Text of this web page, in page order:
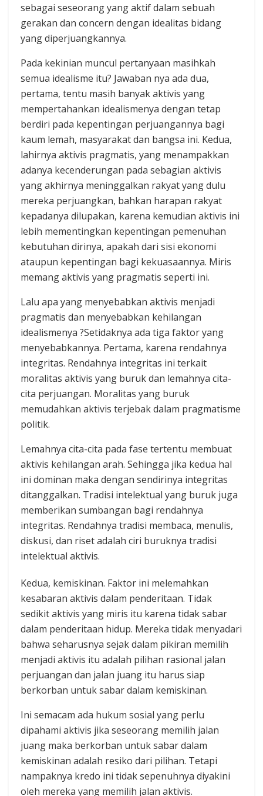
sebagai seseorang yang aktif dalam sebuah
gerakan dan concern dengan idealitas bidang
yang diperjuangkannya.
Pada kekinian muncul pertanyaan masihkah
semua idealisme itu? Jawaban nya ada dua,
pertama, tentu masih banyak aktivis yang
mempertahankan idealismenya dengan tetap
berdiri pada kepentingan perjuangannya bagi
kaum lemah, masyarakat dan bangsa ini. Kedua,
lahirnya aktivis pragmatis, yang menampakkan
adanya kecenderungan pada sebagian aktivis
yang akhirnya meninggalkan rakyat yang dulu
mereka perjuangkan, bahkan harapan rakyat
kepadanya dilupakan, karena kemudian aktivis ini
lebih mementingkan kepentingan pemenuhan
kebutuhan dirinya, apakah dari sisi ekonomi
ataupun kepentingan bagi kekuasaannya. Miris
memang aktivis yang pragmatis seperti ini.
Lalu apa yang menyebabkan aktivis menjadi
pragmatis dan menyebabkan kehilangan
idealismenya ?Setidaknya ada tiga faktor yang
menyebabkannya. Pertama, karena rendahnya
integritas. Rendahnya integritas ini terkait
moralitas aktivis yang buruk dan lemahnya cita-
cita perjuangan. Moralitas yang buruk
memudahkan aktivis terjebak dalam pragmatisme
politik.
Lemahnya cita-cita pada fase tertentu membuat
aktivis kehilangan arah. Sehingga jika kedua hal
ini dominan maka dengan sendirinya integritas
ditanggalkan. Tradisi intelektual yang buruk juga
memberikan sumbangan bagi rendahnya
integritas. Rendahnya tradisi membaca, menulis,
diskusi, dan riset adalah ciri buruknya tradisi
intelektual aktivis.
Kedua, kemiskinan. Faktor ini melemahkan
kesabaran aktivis dalam penderitaan. Tidak
sedikit aktivis yang miris itu karena tidak sabar
dalam penderitaan hidup. Mereka tidak menyadari
bahwa seharusnya sejak dalam pikiran memilih
menjadi aktivis itu adalah pilihan rasional jalan
perjuangan dan jalan juang itu harus siap
berkorban untuk sabar dalam kemiskinan.
Ini semacam ada hukum sosial yang perlu
dipahami aktivis jika seseorang memilih jalan
juang maka berkorban untuk sabar dalam
kemiskinan adalah resiko dari pilihan. Tetapi
nampaknya kredo ini tidak sepenuhnya diyakini
oleh mereka yang memilih jalan aktivis.